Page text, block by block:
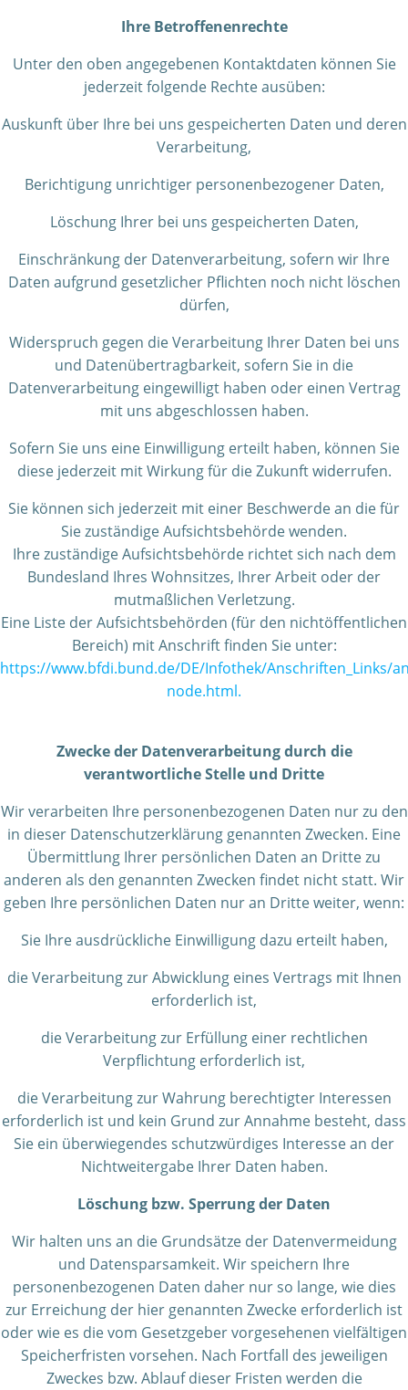
Ihre Betroffenenrechte
Unter den oben angegebenen Kontaktdaten können Sie
jederzeit folgende Rechte ausüben:
Auskunft über Ihre bei uns gespeicherten Daten und deren
Verarbeitung,
Berichtigung unrichtiger personenbezogener Daten,
Löschung Ihrer bei uns gespeicherten Daten,
Einschränkung der Datenverarbeitung, sofern wir Ihre
Daten aufgrund gesetzlicher Pflichten noch nicht löschen
dürfen,
Widerspruch gegen die Verarbeitung Ihrer Daten bei uns
und Datenübertragbarkeit, sofern Sie in die
Datenverarbeitung eingewilligt haben oder einen Vertrag
mit uns abgeschlossen haben.
Sofern Sie uns eine Einwilligung erteilt haben, können Sie
diese jederzeit mit Wirkung für die Zukunft widerrufen.
Sie können sich jederzeit mit einer Beschwerde an die für
Sie zuständige Aufsichtsbehörde wenden.
Ihre zuständige Aufsichtsbehörde richtet sich nach dem
Bundesland Ihres Wohnsitzes, Ihrer Arbeit oder der
mutmaßlichen Verletzung.
Eine Liste der Aufsichtsbehörden (für den nichtöffentlichen
Bereich) mit Anschrift finden Sie unter:
https://www.bfdi.bund.de/DE/Infothek/Anschriften_Links/
node.html.
Zwecke der Datenverarbeitung durch die
verantwortliche Stelle und Dritte
Wir verarbeiten Ihre personenbezogenen Daten nur zu den
in dieser Datenschutzerklärung genannten Zwecken. Eine
Übermittlung Ihrer persönlichen Daten an Dritte zu
anderen als den genannten Zwecken findet nicht statt. Wir
geben Ihre persönlichen Daten nur an Dritte weiter, wenn:
Sie Ihre ausdrückliche Einwilligung dazu erteilt haben,
die Verarbeitung zur Abwicklung eines Vertrags mit Ihnen
erforderlich ist,
die Verarbeitung zur Erfüllung einer rechtlichen
Verpflichtung erforderlich ist,
die Verarbeitung zur Wahrung berechtigter Interessen
erforderlich ist und kein Grund zur Annahme besteht, dass
Sie ein überwiegendes schutzwürdiges Interesse an der
Nichtweitergabe Ihrer Daten haben.
Löschung bzw. Sperrung der Daten
Wir halten uns an die Grundsätze der Datenvermeidung
und Datensparsamkeit. Wir speichern Ihre
personenbezogenen Daten daher nur so lange, wie dies
zur Erreichung der hier genannten Zwecke erforderlich ist
oder wie es die vom Gesetzgeber vorgesehenen vielfältigen
Speicherfristen vorsehen. Nach Fortfall des jeweiligen
Zweckes bzw. Ablauf dieser Fristen werden die